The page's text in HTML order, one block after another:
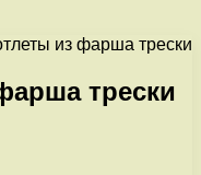
из фарша трески
трески